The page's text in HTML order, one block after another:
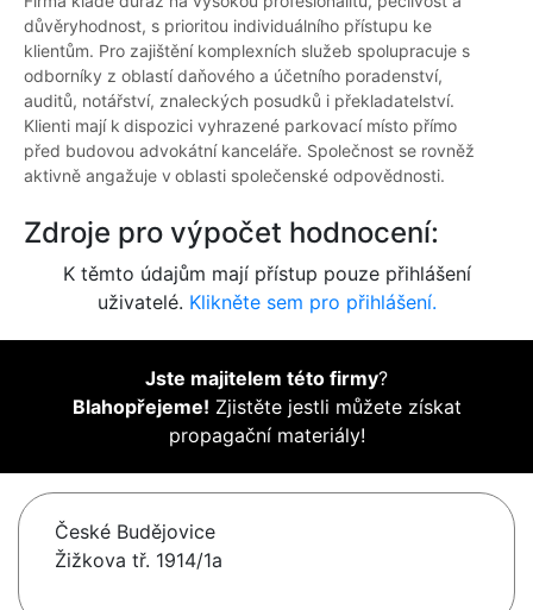
důvěryhodnost, s prioritou individuálního přístupu ke
klientům. Pro zajištění komplexních služeb spolupracuje s
odborníky z oblastí daňového a účetního poradenství,
auditů, notářství, znaleckých posudků i překladatelství.
Klienti mají k dispozici vyhrazené parkovací místo přímo
před budovou advokátní kanceláře. Společnost se rovněž
aktivně angažuje v oblasti společenské odpovědnosti.
Zdroje pro výpočet hodnocení:
K těmto údajům mají přístup pouze přihlášení
uživatelé. Klikněte sem pro přihlášení.
Jste majitelem této firmy?
Blahopřejeme! Zjistěte jestli můžete získat
propagační materiály!
České Budějovice
Žižkova tř. 1914/1a